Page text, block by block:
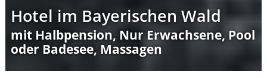
Hotel im Bayerischen Wald
mit Halbpension, Nur Erwachsene, Pool
oder Badesee, Massagen